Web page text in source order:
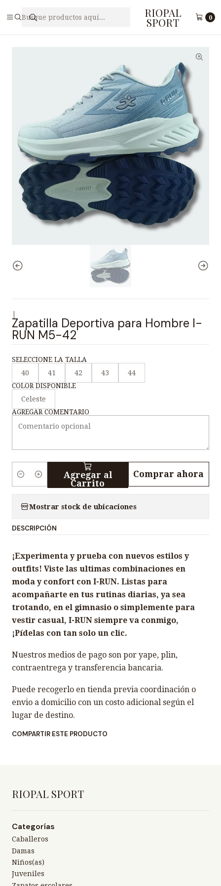
RIOPAL
SPORT 0
Zapatilla Deportiva para Hombre I-RUN M5-42
Zapatilla Deportiva para Hombre I-
RUN M5-42
SELECCIONE LA TALLA
40
41 42 43
44
COLOR DISPONIBLE
Celeste
AGREGAR COMENTARIO
i
a
d
Agregar al
Carrito
Comprar ahora
Mostrar stock de ubicaciones
DESCRIPCIÓN
¡Experimenta y prueba con nuevos estilos y
outfits! Viste las ultimas combinaciones en
moda y confort con I-RUN. Listas para
acompañarte en tus rutinas diarias, ya sea
trotando, en el gimnasio o simplemente para
vestir casual, I-RUN siempre va conmigo,
¡Pídelas con tan solo un clic.
Nuestros medios de pago son por yape, plin,
contraentrega y transferencia bancaria.
Puede recogerlo en tienda previa coordinación o
envio a domicilio con un costo adicional según el
lugar de destino.
COMPARTIR ESTE PRODUCTO
RIOPAL SPORT
Categorías
Caballeros
Damas
Niños(as)
Juveniles